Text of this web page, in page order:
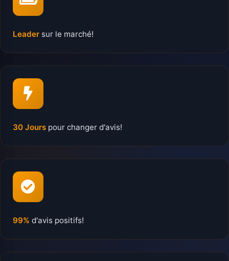
Leader sur le marché!
30 Jours pour changer d'avis!
99% d'avis positifs!